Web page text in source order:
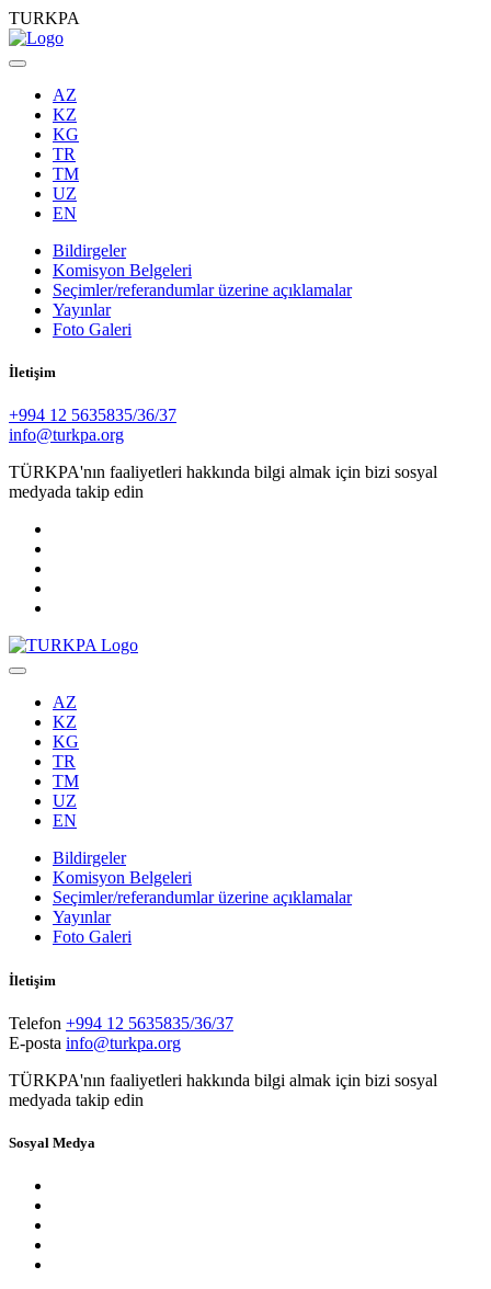
TURKPA
AZ
KZ
KG
TR
TM
UZ
EN
Bildirgeler
Komisyon Belgeleri
Seçimler/referandumlar üzerine açıklamalar
Yayınlar
Foto Galeri
İletişim
+994 12 5635835/36/37
info@turkpa.org
TÜRKPA'nın faaliyetleri hakkında bilgi almak için bizi sosyal
medyada takip edin
AZ
KZ
KG
TR
TM
UZ
EN
Bildirgeler
Komisyon Belgeleri
Seçimler/referandumlar üzerine açıklamalar
Yayınlar
Foto Galeri
İletişim
Telefon +994 12 5635835/36/37
E-posta info@turkpa.org
TÜRKPA'nın faaliyetleri hakkında bilgi almak için bizi sosyal
medyada takip edin
Sosyal Medya